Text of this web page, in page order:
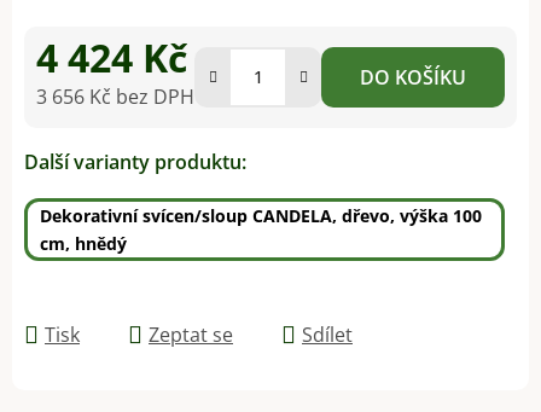
4 424 Kč
3 656 Kč bez DPH
DO KOŠÍKU
Další varianty produktu:
Dekorativní svícen/sloup CANDELA, dřevo, výška 100
cm, hnědý
Tisk Zeptat se Sdílet